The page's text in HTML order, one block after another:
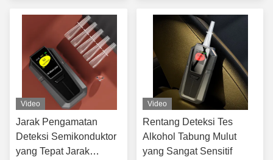
Video
Jarak Pengamatan
Deteksi Semikonduktor
yang Tepat Jarak
Video
Rentang Deteksi Tes
Alkohol Tabung Mulut
yang Sangat Sensitif